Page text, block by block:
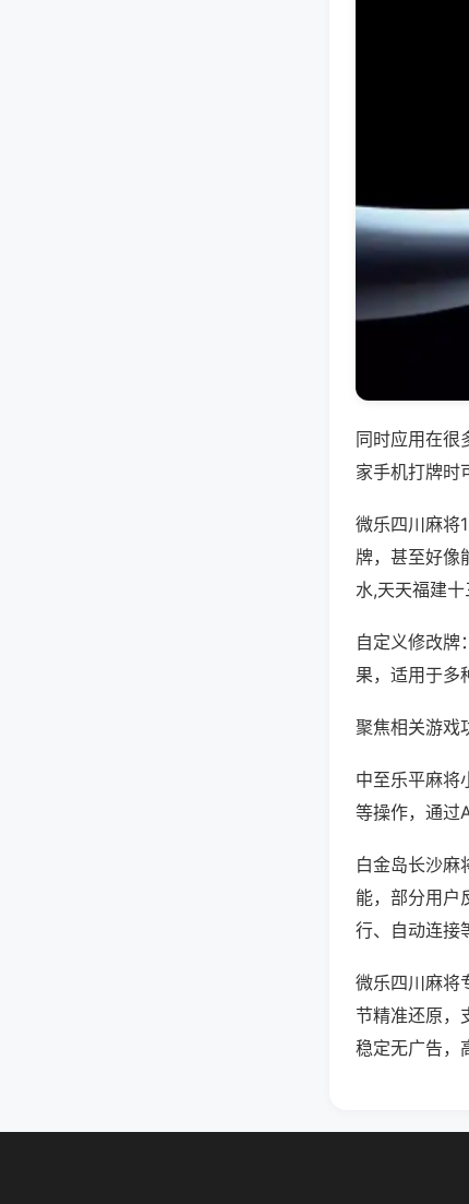
同时应用在很
家手机打牌时
微乐四川麻将
牌，甚至好像
水,天天福建
自定义修改牌
果，适用于多
聚焦相关游戏
中至乐平麻将
等操作，通过
白金岛长沙麻
能，部分用户
行、自动连接
微乐四川麻将
节精准还原，
稳定无广告，